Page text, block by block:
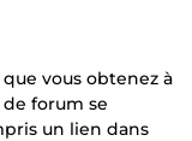
vous obtenez à
forum se
un lien dans